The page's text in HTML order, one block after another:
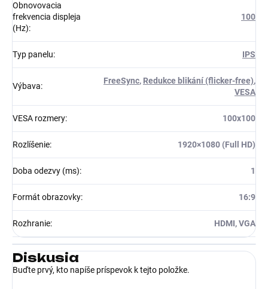
Obnovovacia
frekvencia displeja
(Hz):
100
Typ panelu: IPS
Výbava:
FreeSync, Redukce blikání (flicker-free),
VESA
VESA rozmery: 100x100
Rozlíšenie: 1920×1080 (Full HD)
Doba odezvy (ms): 1
Formát obrazovky: 16:9
Rozhranie: HDMI, VGA
Diskusia
Buďte prvý, kto napíše príspevok k tejto položke.